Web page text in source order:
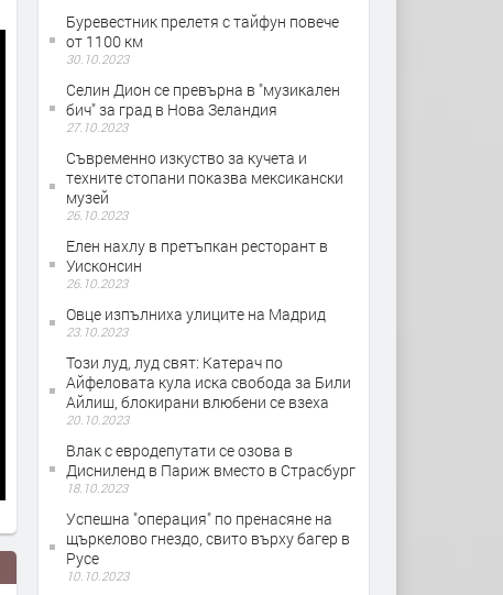
Буревестник прелетя с тайфун повече
от 1100 км
30.10.2023
Селин Дион се превърна в "музикален
бич" за град в Нова Зеландия
27.10.2023
Съвременно изкуство за кучета и
техните стопани показва мексикански
музей
26.10.2023
Елен нахлу в претъпкан ресторант в
Уисконсин
26.10.2023
Овце изпълниха улиците на Мадрид
23.10.2023
Този луд, луд свят: Катерач по
Айфеловата кула иска свобода за Били
Айлиш, блокирани влюбени се взеха
20.10.2023
Влак с евродепутати се озова в
Дисниленд в Париж вместо в Страсбург
18.10.2023
Успешна "операция" по пренасяне на
щъркелово гнездо, свито върху багер в
Русе
10.10.2023